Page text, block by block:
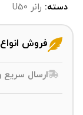
دسته: رانر U50
فروش
ارسال سریع